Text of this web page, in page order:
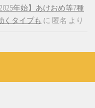
年始】あけおめ等7種
くタイプも に 匿名 より